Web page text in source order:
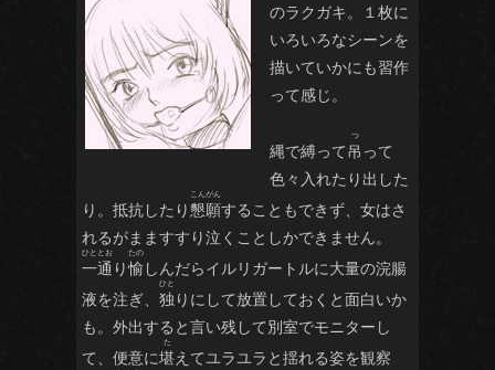
のラクガキ。１枚に
いろいろなシーンを
描いていかにも習作
って感じ。
縄で縛って吊 って
色々入れたり出した
り。抵抗したり懇願することもできず、女はさ
れるがまますすり泣くことしかできません。
一通 り愉 しんだらイルリガートルに大量の浣腸
液を注ぎ、 独 りにして放置しておくと面白いか
も。外出すると言い残して別室でモニターし
て、便意に堪えてユラユラと揺れる姿を観察